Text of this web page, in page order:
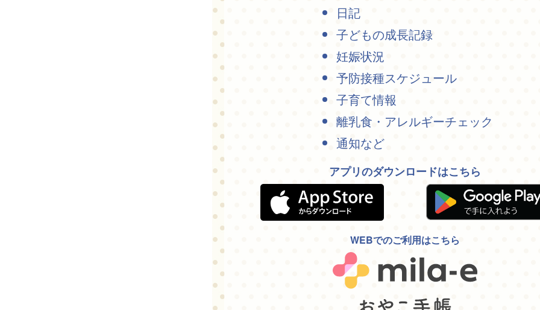
日記
子どもの成長記録
妊娠状況
予防接種スケジュール
子育て情報
離乳食・アレルギーチェック
通知など
アプリのダウンロードはこちら
WEBでのご利用はこちら